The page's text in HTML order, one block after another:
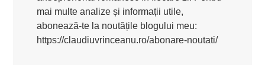
mai multe analize și informații utile,
abonează-te la noutățile blogului meu:
https://claudiuvrinceanu.ro/abonare-noutati/